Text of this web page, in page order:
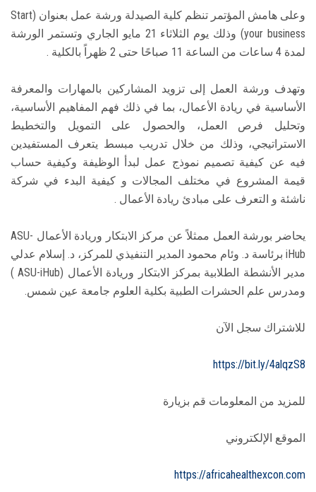
وعلى هامش المؤتمر تنظم كلية الصيدلة ورشة عمل بعنوان (Start
your business) وذلك يوم الثلاثاء 21 مايو الجاري وتستمر الورشة
لمدة 4 ساعات من الساعة 11 صباحًا حتى 2 ظهراً بالكلية .
وتهدف ورشة العمل إلى تزويد المشاركين بالمهارات والمعرفة
الأساسية في ريادة الأعمال، بما في ذلك فهم المفاهيم الأساسية،
وتحليل فرص العمل، والحصول على التمويل والتخطيط
الاستراتيجي، وذلك من خلال تدريب مبسط يتعرف المستفيدين
فيه عن كيفية تصميم نموذج عمل لبدأ الوظيفة وكيفية حساب
قيمة المشروع في مختلف المجالات و كيفية البدء في شركة
ناشئة و التعرف على مبادئ ريادة الأعمال .
يحاضر بورشة العمل ممثلاً عن مركز الابتكار وريادة الأعمال ASU-
iHub برئاسة د. وئام محمود المدير التنفيذي للمركز، د. إسلام عدلي
مدير الأنشطة الطلابية بمركز الابتكار وريادة الأعمال (ASU-iHub )
ومدرس علم الحشرات الطبية بكلية العلوم جامعة عين شمس.
للاشتراك سجل الآن
https://bit.ly/4alqzS8
للمزيد من المعلومات قم بزيارة
الموقع الإلكتروني
https://africahealthexcon.com